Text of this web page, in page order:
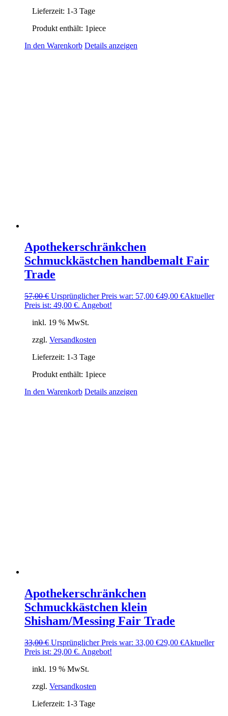
Lieferzeit: 1-3 Tage
Produkt enthält: 1piece
In den Warenkorb Details anzeigen
Apothekerschränkchen
Schmuckkästchen handbemalt Fair
Trade
57,00€ Ursprünglicher Preis war: 57,00 €49,00 €Aktueller
Preis ist: 49,00 €. Angebot!
inkl. 19 % MwSt.
zzgl. Versandkosten
Lieferzeit: 1-3 Tage
Produkt enthält: 1piece
In den Warenkorb Details anzeigen
Apothekerschränkchen
Schmuckkästchen klein
Shisham/Messing Fair Trade
33,00€ Ursprünglicher Preis war: 33,00 €29,00 €Aktueller
Preis ist: 29,00 €. Angebot!
inkl. 19 % MwSt.
zzgl. Versandkosten
Lieferzeit: 1-3 Tage